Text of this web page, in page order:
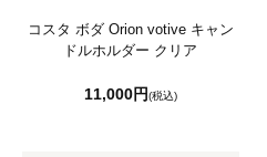
コスタ ボダ Orion votive キャン
ドルホルダー クリア
11,000円(税込)